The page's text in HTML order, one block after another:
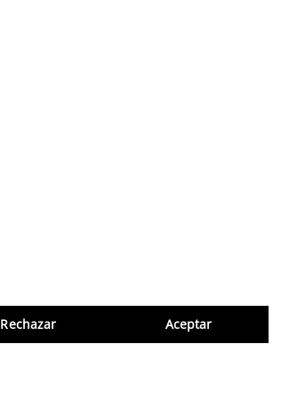
Rechazar Aceptar